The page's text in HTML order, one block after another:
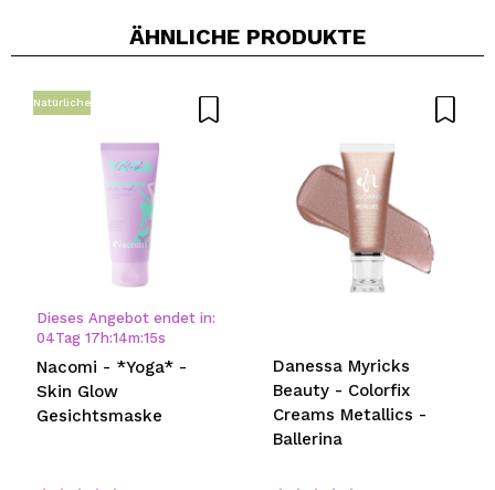
ÄHNLICHE PRODUKTE
Natürliche
Dieses Angebot endet in:
04Tag 17h:14m:14s
Nacomi - *Yoga* -
Skin Glow
Gesichtsmaske
Danessa Myricks
Beauty - Colorfix
Creams Metallics -
Ballerina